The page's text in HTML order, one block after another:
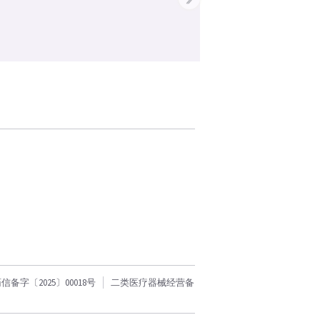
备字〔2025〕00018号 二类医疗器械经营备